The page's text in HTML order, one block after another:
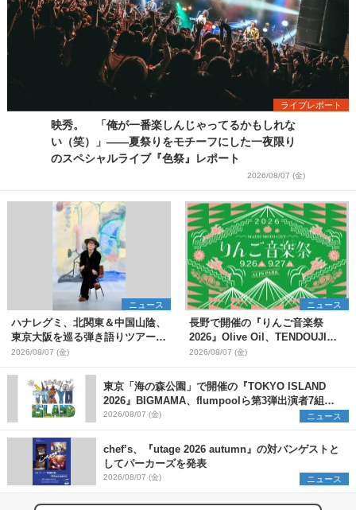
ライブレポート
映秀。 「俺が一番楽しんじゃってるかもしれな
い（笑）」――夏祭りをモチーフにした一夜限り
のスペシャルライブ『色祭』レポート
2026/08/07 (金)
ニュース
ハナレグミ、北関東＆中国山陰、
東京大阪を巡る弾き語りツアー10
月より開催決定
2026/08/07 (金)
ニュース
長野で開催の『りんご音楽祭
2026』Olive Oil、TENDOUJIら
第11弾出演アーティスト（16組）
を発表
2026/08/07 (金)
東京「海の森公園」で開催の『TOKYO ISLAND
2026』BIGMAMA、flumpoolら第3弾出演者7組を
発表 ワークショップ・アート出展者を募集
2026/08/07 (金) ニュース
chef’s、『utage 2026 autumn』の対バンゲストと
してパーカーズを発表
2026/08/07 (金) ニュース